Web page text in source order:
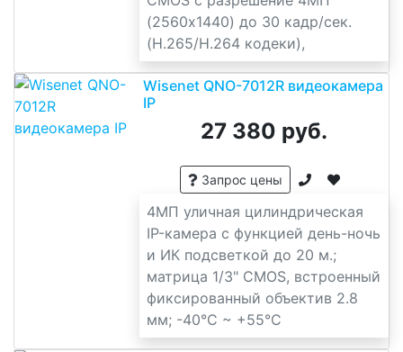
(2560x1440) до 30 кадр/сек.
(H.265/H.264 кодеки),
Wisenet QNO-7012R видеокамера
IP
27 380 руб.
Запрос цены
4МП уличная цилиндрическая
IP-камера с функцией день-ночь
и ИК подсветкой до 20 м.;
матрица 1/3" CMOS, встроенный
фиксированный объектив 2.8
мм; -40°C ~ +55°C